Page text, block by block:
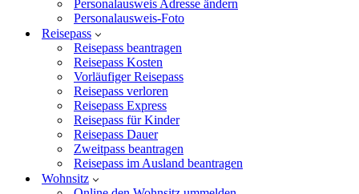
Personalausweis Adresse ändern
Personalausweis-Foto
Reisepass
Reisepass beantragen
Reisepass Kosten
Vorläufiger Reisepass
Reisepass verloren
Reisepass Express
Reisepass für Kinder
Reisepass Dauer
Zweitpass beantragen
Reisepass im Ausland beantragen
Wohnsitz